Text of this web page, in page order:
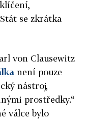
se zkrátka
von Clausewitz
není pouze
nástroj,
prostředky.“
válce bylo